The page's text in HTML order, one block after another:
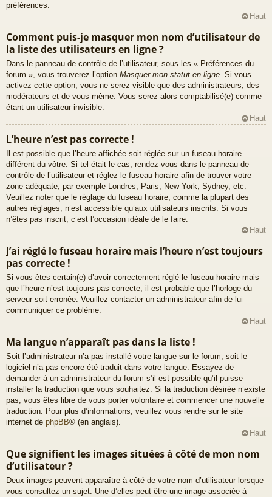
préférences.
Haut
Comment puis-je masquer mon nom d’utilisateur de
la liste des utilisateurs en ligne ?
Dans le panneau de contrôle de l’utilisateur, sous les « Préférences du
forum », vous trouverez l’option Masquer mon statut en ligne. Si vous
activez cette option, vous ne serez visible que des administrateurs, des
modérateurs et de vous-même. Vous serez alors comptabilisé(e) comme
étant un utilisateur invisible.
Haut
L’heure n’est pas correcte !
Il est possible que l’heure affichée soit réglée sur un fuseau horaire
différent du vôtre. Si tel était le cas, rendez-vous dans le panneau de
contrôle de l’utilisateur et réglez le fuseau horaire afin de trouver votre
zone adéquate, par exemple Londres, Paris, New York, Sydney, etc.
Veuillez noter que le réglage du fuseau horaire, comme la plupart des
autres réglages, n’est accessible qu’aux utilisateurs inscrits. Si vous
n’êtes pas inscrit, c’est l’occasion idéale de le faire.
Haut
J’ai réglé le fuseau horaire mais l’heure n’est toujours
pas correcte !
Si vous êtes certain(e) d’avoir correctement réglé le fuseau horaire mais
que l’heure n’est toujours pas correcte, il est probable que l’horloge du
serveur soit erronée. Veuillez contacter un administrateur afin de lui
communiquer ce problème.
Haut
Ma langue n’apparaît pas dans la liste !
Soit l’administrateur n’a pas installé votre langue sur le forum, soit le
logiciel n’a pas encore été traduit dans votre langue. Essayez de
demander à un administrateur du forum s’il est possible qu’il puisse
installer la traduction que vous souhaitez. Si la traduction désirée n’existe
pas, vous êtes libre de vous porter volontaire et commencer une nouvelle
traduction. Pour plus d’informations, veuillez vous rendre sur le site
internet de phpBB® (en anglais).
Haut
Que signifient les images situées à côté de mon nom
d’utilisateur ?
Deux images peuvent apparaître à côté de votre nom d’utilisateur lorsque
vous consultez un sujet. Une d’elles peut être une image associée à